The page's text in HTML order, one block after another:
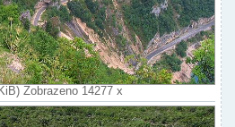
Zobrazeno 14277 x